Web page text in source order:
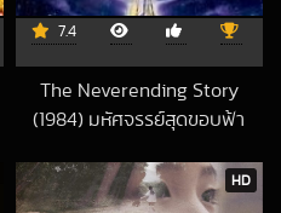
7.4
The Neverending Story
(1984) มหัศจรรย์สุดขอบฟ้า
HD